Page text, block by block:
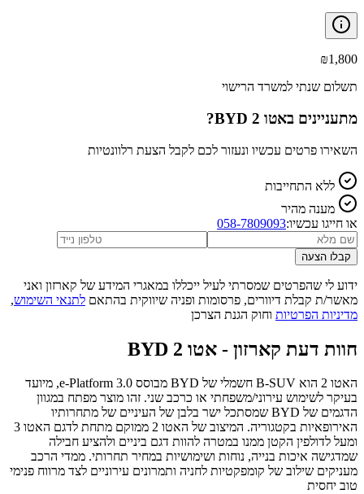
₪1,800
תשלום שנתי למשרד הרישוי
מתעניינים בBYD אטו 2 ?
השאירו פרטים עכשיו ונעזור לכם לקבל הצעת רלוונטיות
ללא התחייבות
מענה מהיר
או חייגו עכשיו:058-7809093
קבלו הצעה
ידוע לי שהפרטים שמסרתי לעיל ייכללו במאגרי המידע של קארזון ואני
מאשר/ת קבלת דיוורים, פרסומות ופניה שיווקית בהתאם לתנאי השימוש,
מדיניות הפרטיות וחוק הגנת הצרכן
חוות דעת קארזון - BYD אטו 2
האטו 2 הוא B‑SUV חשמלי של BYD מבוסס e‑Platform 3.0, מיועד
בעיקר לשימוש עירוני/משפחתי או כרכב שני. זהו מוצר מפתח במגוון
הדגמים של BYD שמסתכל ישר בלבן של העיניים של מתחרותיו
האירופאיות בקטגוריה. המיצוב של האטו 2 ממוקם מתחת לדגם האטו 3
ומעל לדולפין הקטן ממנו במטרה להוות דגם ביניים ולהציע חבילה
שמדגישה איכות בנייה, נוחות ושימושיות במחיר תחרותי. ממדי הרכב
מעניקים שילוב של קומפקטיות לחניה ותמרונים עירוניים לצד מרווח פנימי
טוב יחסית